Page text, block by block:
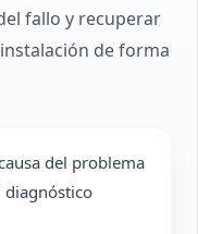
fallo y recuperar
de forma
del problema
diagnóstico